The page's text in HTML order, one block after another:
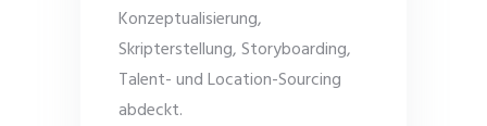
Konzeptualisierung,
Skripterstellung, Storyboarding,
Talent- und Location-Sourcing
abdeckt.